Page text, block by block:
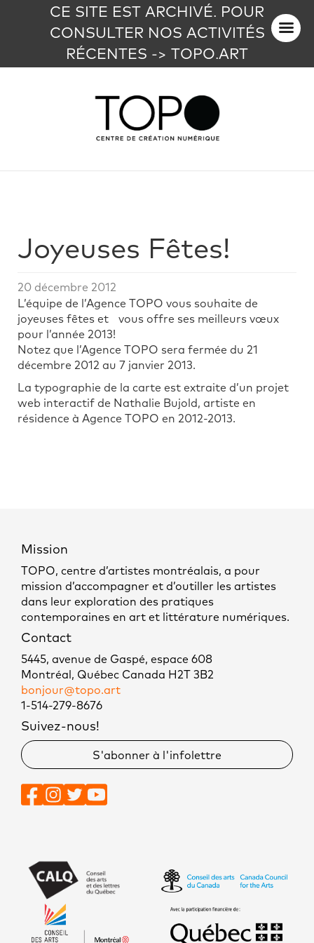
CE SITE EST ARCHIVÉ. POUR
CONSULTER NOS ACTIVITÉS
RÉCENTES -> TOPO.ART
Joyeuses Fêtes!
20 décembre 2012
L’équipe de l’Agence TOPO vous souhaite de
joyeuses fêtes et vous offre ses meilleurs vœux
pour l’année 2013!
Notez que l’Agence TOPO sera fermée du 21
décembre 2012 au 7 janvier 2013.
La typographie de la carte est extraite d’un projet
web interactif de Nathalie Bujold, artiste en
résidence à Agence TOPO en 2012-2013.
Mission
TOPO, centre d’artistes montréalais, a pour
mission d’accompagner et d’outiller les artistes
dans leur exploration des pratiques
contemporaines en art et littérature numériques.
Contact
5445, avenue de Gaspé, espace 608
Montréal, Québec Canada H2T 3B2
bonjour@topo.art
1-514-279-8676
Suivez-nous!
S'abonner à l'infolettre